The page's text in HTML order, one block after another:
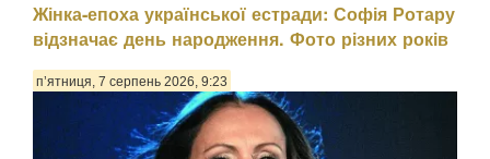
Жінка-епоха української естради: Софія Ротару
відзначає день народження. Фото різних років
п’ятниця, 7 серпень 2026, 9:23